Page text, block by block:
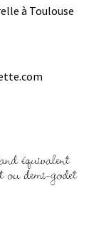
à Toulouse